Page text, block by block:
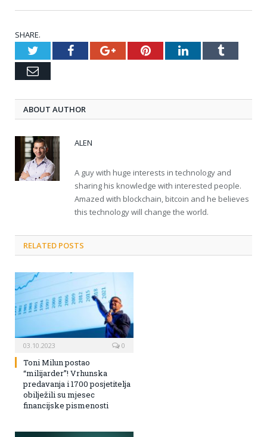
SHARE.
TwitterFacebookGoogle+PinterestLinkedInTumblr
Email
ABOUT AUTHOR
ALEN
A guy with huge interests in technology and
sharing his knowledge with interested people.
Amazed with blockchain, bitcoin and he believes
this technology will change the world.
RELATED POSTS
03.10.2023 0
Toni Milun postao
“milijarder”! Vrhunska
predavanja i 1700 posjetitelja
obilježili su mjesec
financijske pismenosti